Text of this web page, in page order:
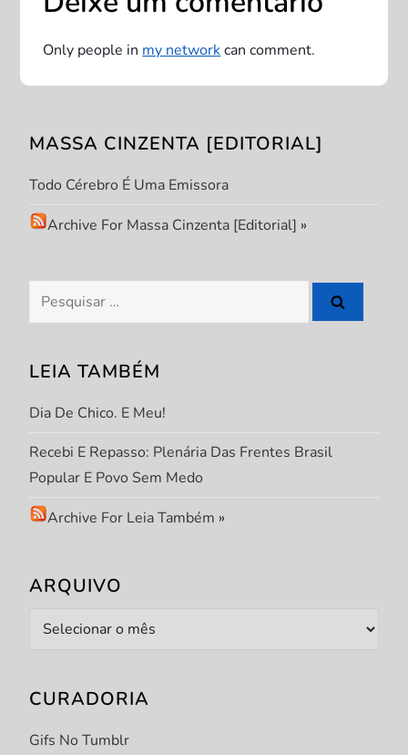
a
ç
o
d
P
o
s
t
Only people in my networkcan comment.
MASSA CINZENTA [EDITORIAL]
Todo Cérebro É Uma Emissora
Archive For Massa Cinzenta [Editorial] »
Pesquisar
por:
LEIA TAMBÉM
Dia De Chico. E Meu!
Recebi E Repasso: Plenária Das Frentes Brasil
Popular E Povo Sem Medo
Archive For Leia Também »
ARQUIVO
Arquivo
CURADORIA
Gifs No Tumblr